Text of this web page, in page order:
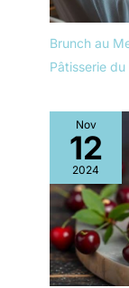
Brunch au
Pâtisserie
Nov
12
2024